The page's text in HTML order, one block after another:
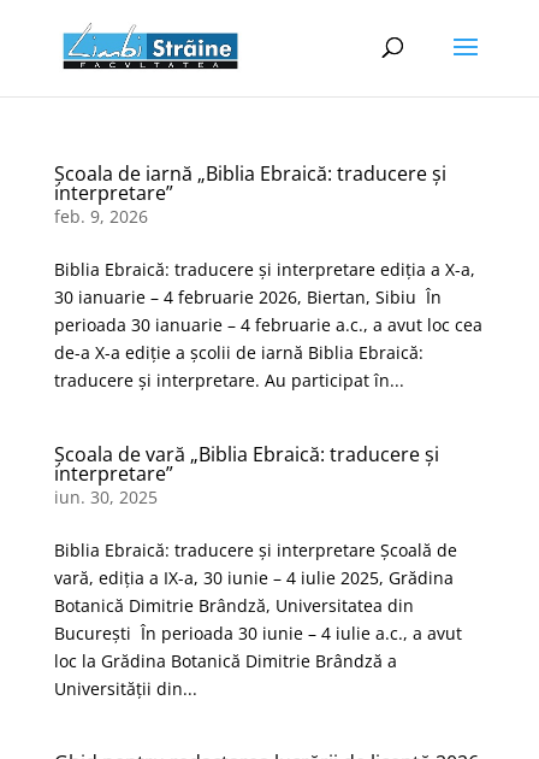
Școala de iarnă „Biblia Ebraică: traducere și
interpretare”
feb. 9, 2026
Biblia Ebraică: traducere și interpretare ediția a X-a,
30 ianuarie – 4 februarie 2026, Biertan, Sibiu În
perioada 30 ianuarie – 4 februarie a.c., a avut loc cea
de-a X-a ediție a școlii de iarnă Biblia Ebraică:
traducere şi interpretare. Au participat în...
Școala de vară „Biblia Ebraică: traducere și
interpretare”
iun. 30, 2025
Biblia Ebraică: traducere și interpretare Școală de
vară, ediția a IX-a, 30 iunie – 4 iulie 2025, Grădina
Botanică Dimitrie Brândză, Universitatea din
București În perioada 30 iunie – 4 iulie a.c., a avut
loc la Grădina Botanică Dimitrie Brândză a
Universității din...